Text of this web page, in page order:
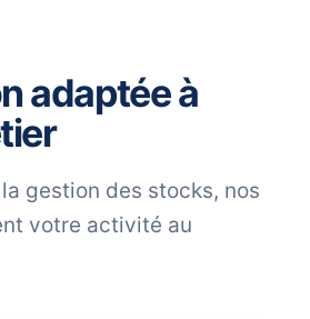
adaptée à
gestion des stocks, nos
votre activité au